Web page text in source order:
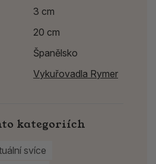
3 cm
20 cm
Španělsko
Vykuřovadla Rymer
kategoriích
svíce